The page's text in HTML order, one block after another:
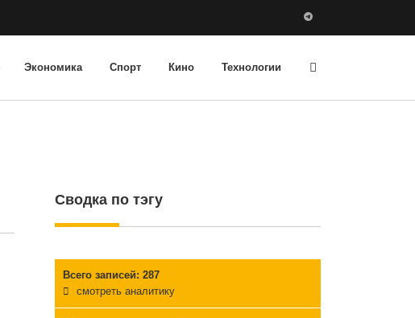
Экономика Спорт Кино Технологии
Сводка по тэгу
Всего записей: 287
смотреть аналитику